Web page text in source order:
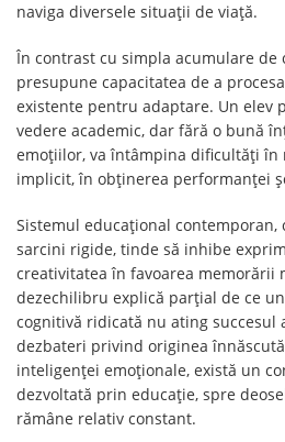
naviga diversele situații de viață.
În contrast cu simpla acumulare de
presupune capacitatea de a
existente pentru adaptare. Un elev
vedere academic, dar fără o bună
emoțiilor, va întâmpina dificultăți
implicit, în obținerea performanței
Sistemul educațional contemporan,
sarcini rigide, tinde să inhibe
creativitatea în favoarea memorării
dezechilibru explică parțial de ce
cognitivă ridicată nu ating succesul
dezbateri privind originea
inteligenței emoționale, există un
dezvoltată prin educație, spre
rămâne relativ constant.